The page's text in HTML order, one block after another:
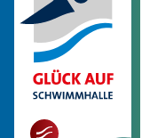
mehr